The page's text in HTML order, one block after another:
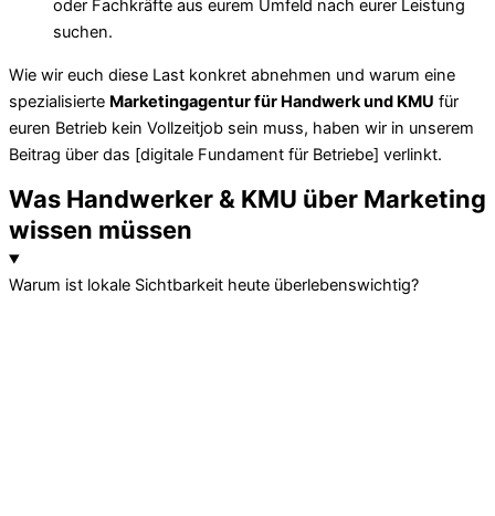
oder Fachkräfte aus eurem Umfeld nach eurer Leistung
suchen.
Wie wir euch diese Last konkret abnehmen und warum eine
spezialisierte Marketingagentur für Handwerk und KMU für
euren Betrieb kein Vollzeitjob sein muss, haben wir in unserem
Beitrag über das [digitale Fundament für Betriebe] verlinkt.
Was Handwerker & KMU über Marketing
wissen müssen​
Warum ist lokale Sichtbarkeit heute überlebenswichtig?